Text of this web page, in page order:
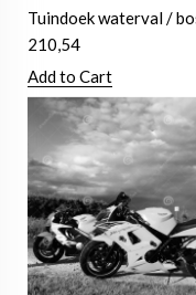
Tuindoek waterval /
210,54
Add to Cart